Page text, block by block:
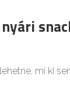
mi ki